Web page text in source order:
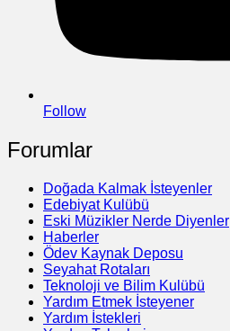
Follow
Forumlar
Doğada Kalmak İsteyenler
Edebiyat Kulübü
Eski Müzikler Nerde Diyenler
Haberler
Ödev Kaynak Deposu
Seyahat Rotaları
Teknoloji ve Bilim Kulübü
Yardım Etmek İsteyener
Yardım İstekleri